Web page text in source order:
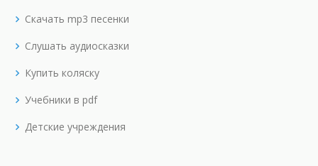
Скачать mp3 песенки
Слушать аудиосказки
Купить коляску
Учебники в pdf
Детские учреждения